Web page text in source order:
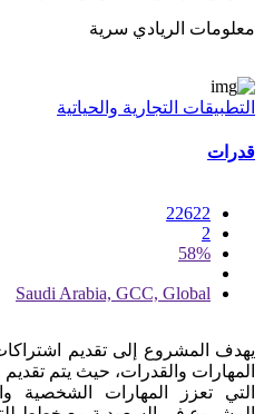
معلومات الريادي سرية
التطبيقات التجارية والحياتية
قدرات
22622
2
58%
Saudi Arabia, GCC, Global
يهدف المشروع إلى تقديم
المهارات والقدرات، حيث يتم
التي تعزز المهارات الشخصية